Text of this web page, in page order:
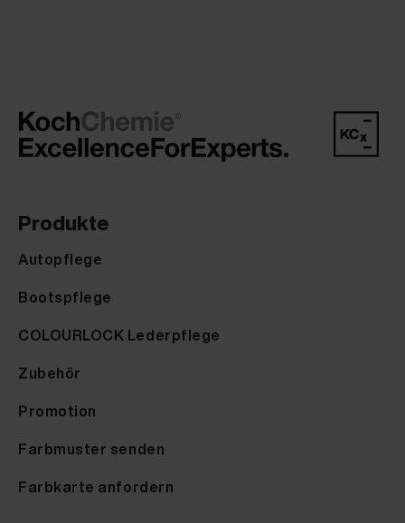
Produkte
Autopflege
Bootspflege
COLOURLOCK Lederpflege
Zubehör
Promotion
Farbmuster senden
Farbkarte anfordern